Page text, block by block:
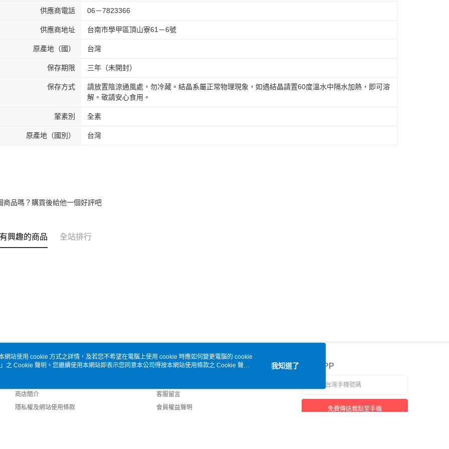
供應商電話 06－7823366
供應商地址 台南市學甲區頂山寮61－6號
原產地（國） 台灣
保存期限 三年（未開封）
保存方式
請放置陰涼通風處，勿冷藏。結晶系屬正常物理現象，如遇結晶請置60度溫水中隔水加熱，即可溶
解。敬請安心食用。
葷素別 全素
原產地（國別） 台灣
商品嗎？購買後給他一個好評吧
興趣的商品 全站排行
關於我們
商店簡介
隱私權及網站使用條款
客服資訊
客服留言
會員權益聲明
官方APP
免費傳送載點至手機
網站使用 cookie 方式之詳情，及若您不希望在電腦上使用 cookie 時應如何變更電腦的 cookie
」之 Cookie 聲明。您繼續使用本網站即表示您同意本公司得按本網站使用條款之 Cookie 聲明
我知道了